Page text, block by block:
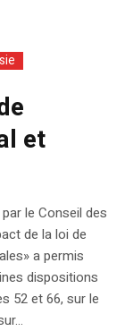
et
le Conseil des
de la loi de
a permis
dispositions
52 et 66, sur le